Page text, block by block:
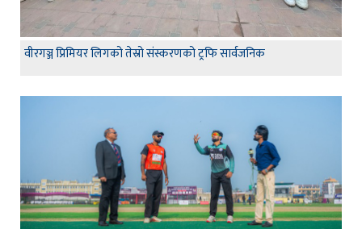
वीरगञ्ज प्रिमियर लिगको तेस्रो संस्करणको ट्रफि सार्वजनिक